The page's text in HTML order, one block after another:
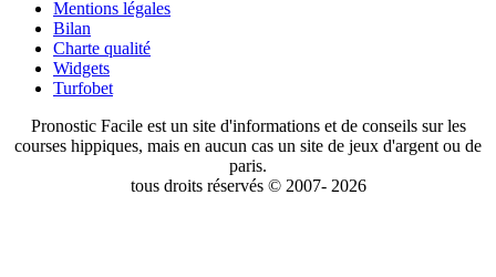
Mentions légales
Bilan
Charte qualité
Widgets
Turfobet
Pronostic Facile est un site d'informations et de conseils sur les
courses hippiques, mais en aucun cas un site de jeux d'argent ou de
paris.
tous droits réservés © 2007- 2026